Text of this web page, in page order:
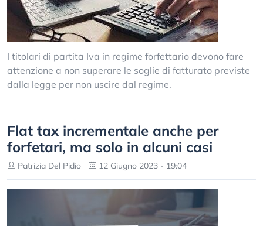
I titolari di partita Iva in regime forfettario devono fare
attenzione a non superare le soglie di fatturato previste
dalla legge per non uscire dal regime.
Flat tax incrementale anche per
forfetari, ma solo in alcuni casi
Patrizia Del Pidio 12 Giugno 2023 - 19:04